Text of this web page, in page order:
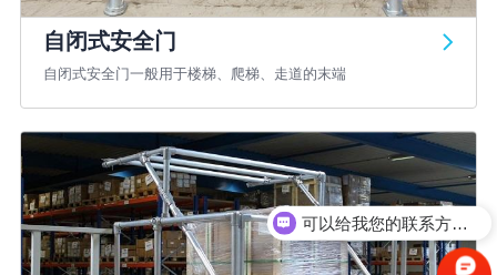
自闭式安全门
自闭式安全门一般用于楼梯、爬梯、走道的末端
可以介绍下你们的产品么？